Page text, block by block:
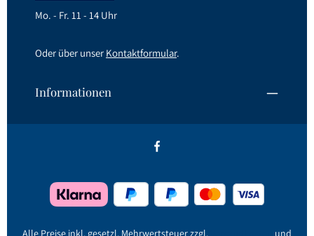
Mo. - Fr. 11 - 14 Uhr
Oder über unser Kontaktformular.
Informationen
Alle Preise inkl. gesetzl. Mehrwertsteuer zzgl. und